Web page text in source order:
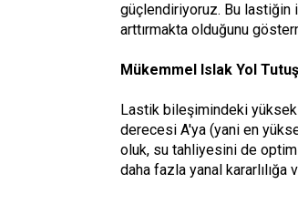
güçlendiriyoruz. Bu lastiğin
arttırmakta olduğunu
Mükemmel Islak Yol
Lastik bileşimindeki yüksek
derecesi A'ya (yani en
oluk, su tahliyesini de
daha fazla yanal kararlılığa